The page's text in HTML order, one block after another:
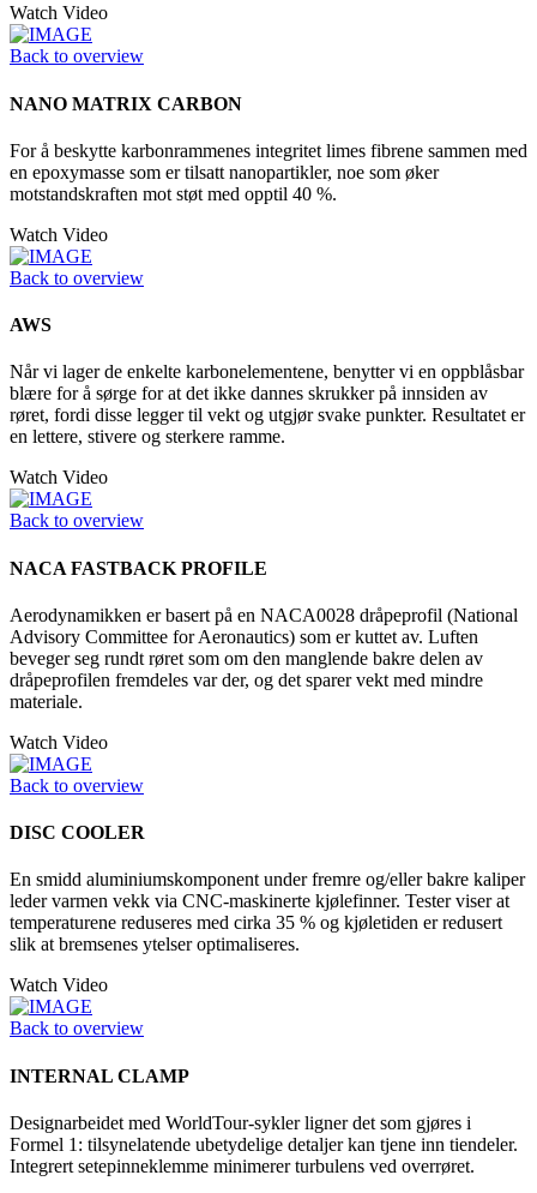
Watch Video
Back to overview
NANO MATRIX CARBON
For å beskytte karbonrammenes integritet limes fibrene sammen med
en epoxymasse som er tilsatt nanopartikler, noe som øker
motstandskraften mot støt med opptil 40 %.
Watch Video
Back to overview
AWS
Når vi lager de enkelte karbonelementene, benytter vi en oppblåsbar
blære for å sørge for at det ikke dannes skrukker på innsiden av
røret, fordi disse legger til vekt og utgjør svake punkter. Resultatet er
en lettere, stivere og sterkere ramme.
Watch Video
Back to overview
NACA FASTBACK PROFILE
Aerodynamikken er basert på en NACA0028 dråpeprofil (National
Advisory Committee for Aeronautics) som er kuttet av. Luften
beveger seg rundt røret som om den manglende bakre delen av
dråpeprofilen fremdeles var der, og det sparer vekt med mindre
materiale.
Watch Video
Back to overview
DISC COOLER
En smidd aluminiumskomponent under fremre og/eller bakre kaliper
leder varmen vekk via CNC-maskinerte kjølefinner. Tester viser at
temperaturene reduseres med cirka 35 % og kjøletiden er redusert
slik at bremsenes ytelser optimaliseres.
Watch Video
Back to overview
INTERNAL CLAMP
Designarbeidet med WorldTour-sykler ligner det som gjøres i
Formel 1: tilsynelatende ubetydelige detaljer kan tjene inn tiendeler.
Integrert setepinneklemme minimerer turbulens ved overrøret.